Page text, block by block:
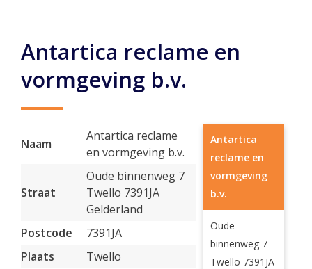
Antartica reclame en
vormgeving b.v.
Naam
Antartica reclame
en vormgeving b.v.
Straat
Oude binnenweg 7
Twello 7391JA
Gelderland
Postcode
7391JA
Plaats
Twello
Antartica
reclame en
vormgeving
b.v.
Oude
binnenweg 7
Twello 7391JA